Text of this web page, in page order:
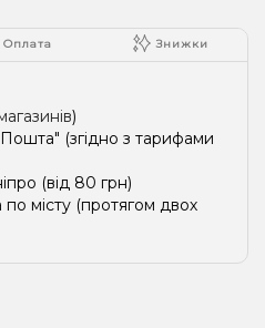
Оплата Знижки
)
(згідно з тарифами
(від 80 грн)
місту (протягом двох